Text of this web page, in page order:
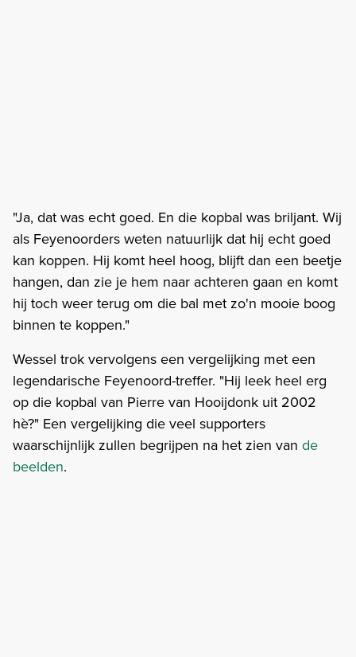
"Ja, dat was echt goed. En die kopbal was briljant. Wij
als Feyenoorders weten natuurlijk dat hij echt goed
kan koppen. Hij komt heel hoog, blijft dan een beetje
hangen, dan zie je hem naar achteren gaan en komt
hij toch weer terug om die bal met zo'n mooie boog
binnen te koppen."
Wessel trok vervolgens een vergelijking met een
legendarische Feyenoord-treffer. "Hij leek heel erg
op die kopbal van Pierre van Hooijdonk uit 2002
hè?" Een vergelijking die veel supporters
waarschijnlijk zullen begrijpen na het zien van de
beelden.